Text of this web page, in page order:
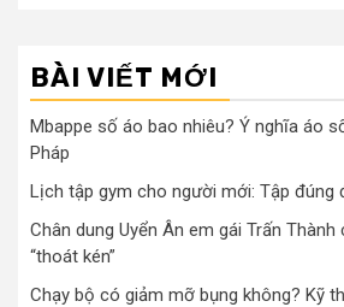
BÀI VIẾT MỚI
Mbappe số áo bao nhiêu? Ý nghĩa áo
Pháp
Lịch tập gym cho người mới: Tập đúng
Chân dung Uyển Ân em gái Trấn Thành
“thoát kén”
Chạy bộ có giảm mỡ bụng không? Kỹ